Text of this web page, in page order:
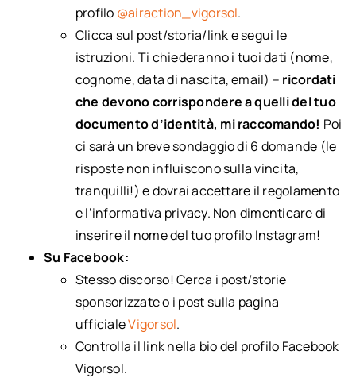
profilo @airaction_vigorsol.
Clicca sul post/storia/link e segui le
istruzioni. Ti chiederanno i tuoi dati (nome,
cognome, data di nascita, email) – ricordati
che devono corrispondere a quelli del tuo
documento d’identità, mi raccomando! Poi
ci sarà un breve sondaggio di 6 domande (le
risposte non influiscono sulla vincita,
tranquilli!) e dovrai accettare il regolamento
e l’informativa privacy. Non dimenticare di
inserire il nome del tuo profilo Instagram!
Su Facebook:
Stesso discorso! Cerca i post/storie
sponsorizzate o i post sulla pagina
ufficialeVigorsol.
Controlla il link nella bio del profilo Facebook
Vigorsol.